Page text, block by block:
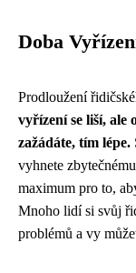
Doba
Prodloužení
vyřízení se liší, ale
zažádáte, tím lépe.
vyhnete
maximum pro to,
Mnoho lidí si svůj
problémů a vy